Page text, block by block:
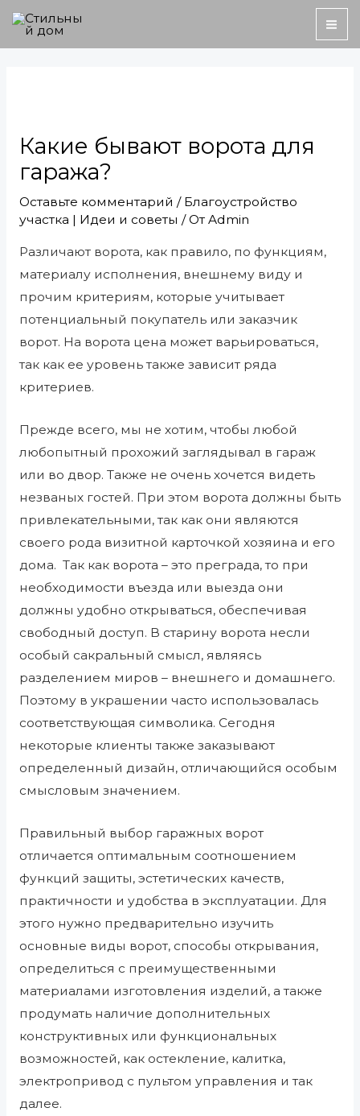
Перейти
Какие бывают ворота для
гаража?
Оставьте комментарий / Благоустройство
участка | Идеи и советы / От Admin
Различают ворота, как правило, по функциям,
материалу исполнения, внешнему виду и
прочим критериям, которые учитывает
потенциальный покупатель или заказчик
ворот. На ворота цена может варьироваться,
так как ее уровень также зависит ряда
критериев.
Прежде всего, мы не хотим, чтобы любой
любопытный прохожий заглядывал в гараж
или во двор. Также не очень хочется видеть
незваных гостей. При этом ворота должны быть
привлекательными, так как они являются
своего рода визитной карточкой хозяина и его
дома. Так как ворота – это преграда, то при
необходимости въезда или выезда они
должны удобно открываться, обеспечивая
свободный доступ. В старину ворота несли
особый сакральный смысл, являясь
разделением миров – внешнего и домашнего.
Поэтому в украшении часто использовалась
соответствующая символика. Сегодня
некоторые клиенты также заказывают
определенный дизайн, отличающийся особым
смысловым значением.
Правильный выбор гаражных ворот
отличается оптимальным соотношением
функций защиты, эстетических качеств,
практичности и удобства в эксплуатации. Для
этого нужно предварительно изучить
основные виды ворот, способы открывания,
определиться с преимущественными
материалами изготовления изделий, а также
продумать наличие дополнительных
конструктивных или функциональных
возможностей, как остекление, калитка,
электропривод с пультом управления и так
далее.